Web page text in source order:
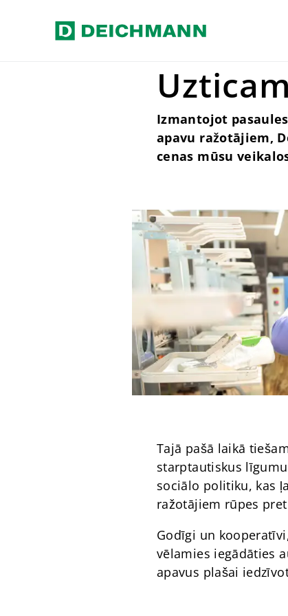
Pāriet uz galveno saturuHome Mūsu Vērtības
Izmantojot
apavu ražotājiem,
cenas mūsu
Tajā pašā laikā
starptautiskus
sociālo politiku, kas
ražotājiem rūpes
Godīgi un
vēlamies iegādāties
apavus plašai